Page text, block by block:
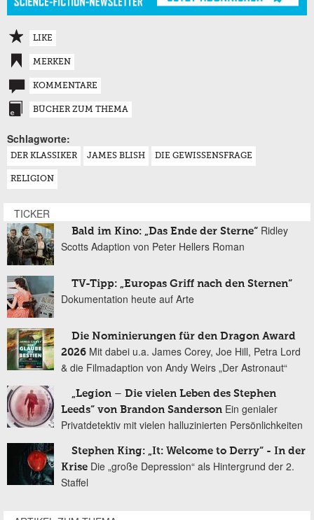
LIKE
MERKEN
KOMMENTARE
BÜCHER ZUM THEMA
Schlagworte:
DER KLASSIKER JAMES BLISH DIE GEWISSENSFRAGE
RELIGION
TICKER
Bald im Kino: „Das Ende der Sterne“ Ridley
Scotts Adaption von Peter Hellers Roman
TV-Tipp: „Europas Griff nach den Sternen“
Dokumentation heute auf Arte
Die Nominierungen für den Dragon Award
2026 Mit dabei u.a. James Corey, Joe Hill, Petra Lord
& die Filmadaption von Andy Weirs „Der Astronaut“
„Legion – Die vielen Leben des Stephen
Leeds“ von Brandon Sanderson Ein genialer
Privatdetektiv mit vielen halluzinierten Persönlichkeiten
Stephen King: „It: Welcome to Derry“ - In der
Krise Die „große Depression“ als Hintergrund der 2.
Staffel